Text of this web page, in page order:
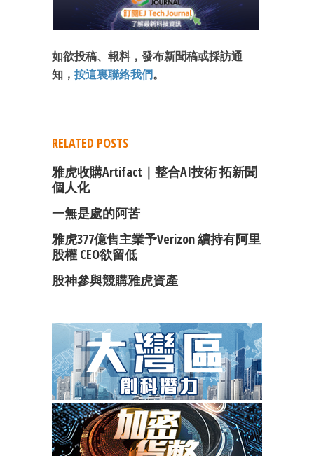
如欲投稿、報料，發布新聞稿或採訪通
知， 按這裏聯絡我們。
RELATED POSTS
雅虎收購Artifact｜整合AI技術 拓新聞
個人化
一無是處的阿苦
雅虎377億售主業予Verizon 續持有阿里
股權 CEO欲留低
股神參與競購雅虎資產